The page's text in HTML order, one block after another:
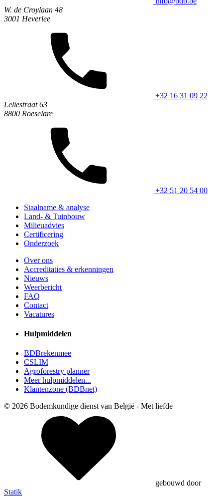
W. de Croylaan 48
3001 Heverlee
+32 16 31 09 22
Leliestraat 63
8800 Roeselare
+32 51 20 54 00
Staalname & analyse
Land- & Tuinbouw
Milieuadvies
Certificering
Onderzoek
Over ons
Accreditaties & erkenningen
Nieuws
Weerbericht
FAQ
Contact
Vacatures
Hulpmiddelen
BDBrekenmee
CSLIM
Agroforestry planner
Meer hulpmiddelen...
Klantenzone (BDBnet)
© 2026 Bodemkundige dienst van België - Met liefde
gebouwd door
Statik